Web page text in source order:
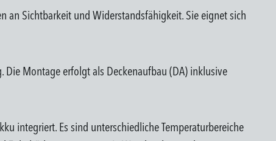
an Sichtbarkeit und Widerstandsfähigkeit. Sie eignet sich
Die Montage erfolgt als Deckenaufbau (DA) inklusive
integriert. Es sind unterschiedliche Temperaturbereiche